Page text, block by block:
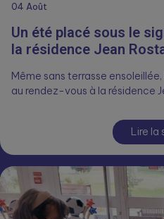
04 Août
Un été placé sous le
la résidence Jean
Même sans terrasse
au rendez-vous à la résidence
Lire la